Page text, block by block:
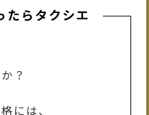
たらタクシエ
？
には、